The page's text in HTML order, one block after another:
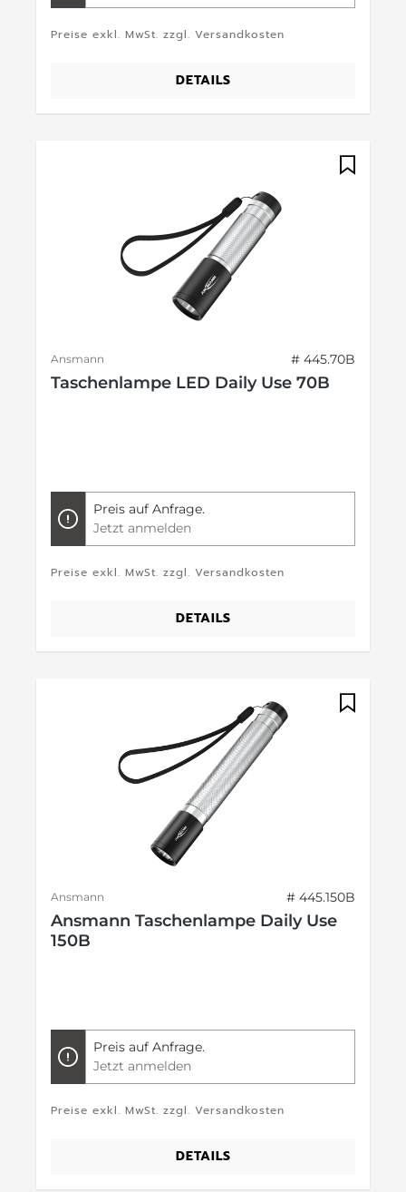
Preise exkl. MwSt. zzgl. Versandkosten
DETAILS
Ansmann # 445.70B
Taschenlampe LED Daily Use 70B
Preis auf Anfrage.
Jetzt anmelden
Preise exkl. MwSt. zzgl. Versandkosten
DETAILS
Ansmann # 445.150B
Ansmann Taschenlampe Daily Use
150B
Preis auf Anfrage.
Jetzt anmelden
Preise exkl. MwSt. zzgl. Versandkosten
DETAILS